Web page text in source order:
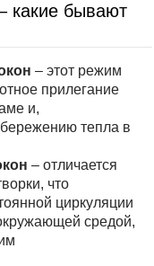
какие бывают
– этот режим
прилегание
и,
тепла в
– отличается
что
циркуляции
средой,